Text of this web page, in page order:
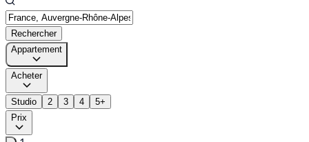
Rechercher
Appartement
Acheter
Studio 2 3 4
5+
Prix